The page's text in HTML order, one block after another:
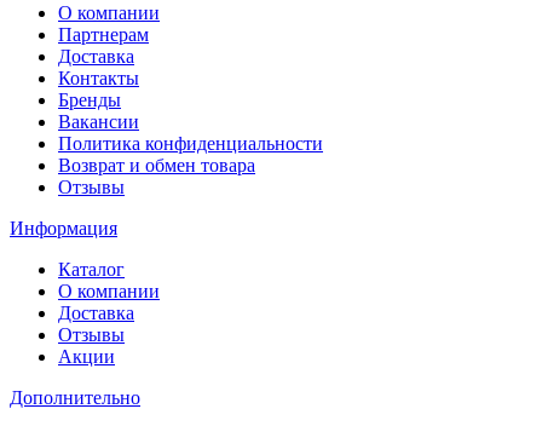
О компании
Партнерам
Доставка
Контакты
Бренды
Вакансии
Политика конфиденциальности
Возврат и обмен товара
Отзывы
Информация
Каталог
О компании
Доставка
Отзывы
Акции
Дополнительно